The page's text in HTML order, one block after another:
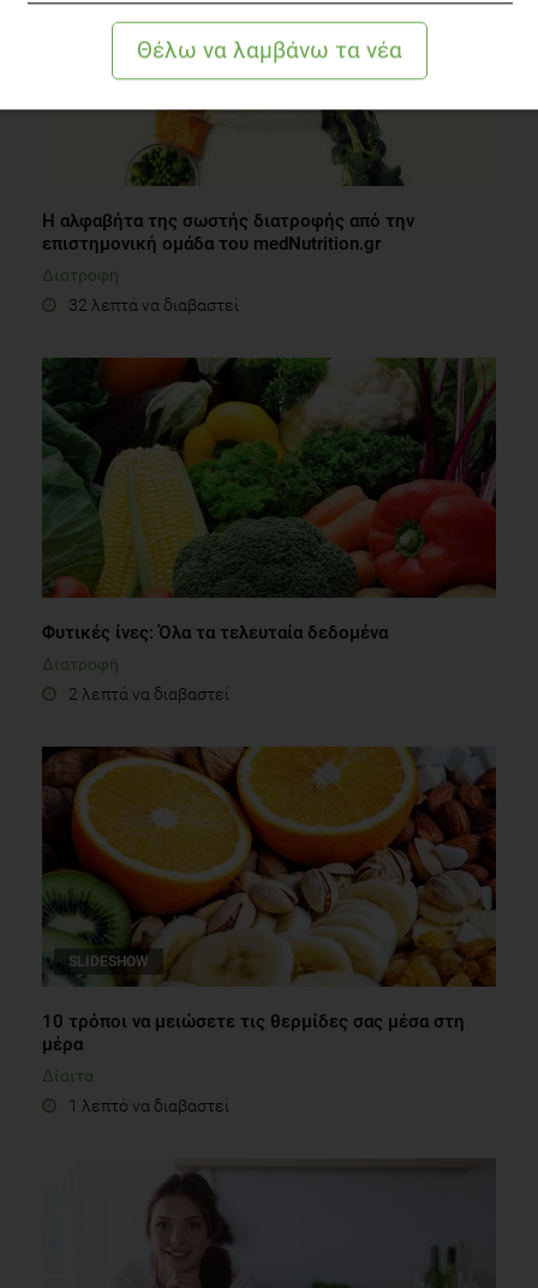
Η αλφαβήτα της σωστής διατροφής από την
επιστημονική ομάδα του medNutrition.gr
Διατροφή
32 λεπτά να διαβαστεί
Φυτικές ίνες: Όλα τα τελευταία δεδομένα
Διατροφή
2 λεπτά να διαβαστεί
SLIDESHOW
10 τρόποι να μειώσετε τις θερμίδες σας μέσα στη
μέρα
Δίαιτα
1 λεπτό να διαβαστεί